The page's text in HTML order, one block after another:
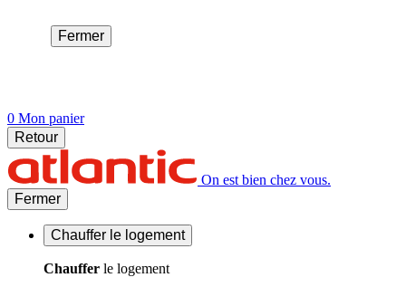
Fermer
0 Mon panier
Retour
On est bien chez vous.
Fermer
Chauffer le logement
Chauffer le logement